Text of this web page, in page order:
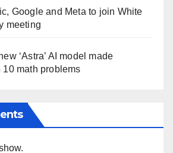
Google and Meta to join White
meeting
‘Astra’ AI model made
10 math problems